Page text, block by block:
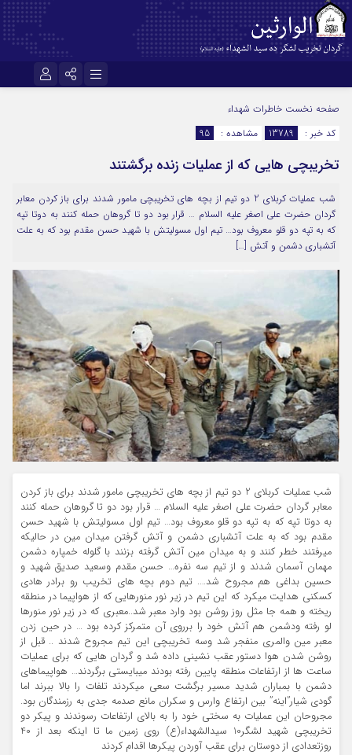
اینستاگرام
سروش
آپارات
اپلیکیشن رمز عبور
مرا به خاطر بسپار
صفحه نخست خاطرات شهداء
کد خبر :
13789 مشاهده : 95
تخریبچی هایی که از عملیات زنده برگشتند
شب عملیات کربلای 2 دو تیم از بچه های تخریبچی مامور شدند برای باز کردن معابر
گردان حضرت علی اصغر علیه السلام … قرار بود دو تا گروهان حمله کنند به دوتا تپه
که به تپه دو قلو معروف بود… تیم اول مسولیتش با شهید حسن مقدم بود که به علت
آتشباری دشمن و آتش […]
شب عملیات کربلای 2 دو تیم از بچه های تخریبچی مامور شدند برای باز کردن
معابر گردان حضرت علی اصغر علیه السلام … قرار بود دو تا گروهان حمله کنند
به دوتا تپه که به تپه دو قلو معروف بود… تیم اول مسولیتش با شهید حسن
مقدم بود که به علت آتشباری دشمن و آتش گرفتن میدان مین در حالیکه
میرفتند خطر کنند و به میدان مین آتش گرفته بزنند با گلوله خمپاره دشمن
مهمان آسمان شدند و از تیم سه نفره… حسن مقدم وسعید صدیق شهید و
حسین بداغی هم مجروح شد…. تیم دوم بچه های تخریب رو برادر هادی
کسکنی هدایت میکرد که این تیم در زیر نور منورهایی که از هواپیما در منطقه
ریخته و همه جا مثل روز روشن بود وارد معبر شد..معبری که در زیر نور منورها
لو رفته ودشمن هم آتش خود را برروی آن متمرکز کرده بود … در حین زدن
معبر مین والمری منفجر شد وسه تخریبچی این تیم مجروح شدند .. قبل از
روشن شدن هوا دستور عقب نشینی داده شد و گردان هایی که برای عملیات
ساعت ها از ارتفاعات منطقه پایین رفته بودند میبایستی برگردند… هواپیماهای
دشمن با بمباران شدید مسیر برگشت سعی میکردند تلفات را بالا ببرند اما
گودی شیار”اینه” بین ارتفاع وارس و سکران مانع صدمه جدی به رزمندگان بود.
مجروحان این عملیات به سختی خود را به بالای ارتفاعات رسوندند و پیکر دو
تخریبچی شهید لشگر10 سیدالشهداء(ع) روی زمین ما تا اینکه بعد از 40
روزتعدادی از دوستان برای عقب آوردن پیکرها اقدام کردند